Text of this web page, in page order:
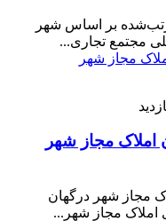
بر اساس شهر
مجتمع تجاری...
املاک مجاز شهر
مجاز شهر درگهان
املاک مجاز شهر...